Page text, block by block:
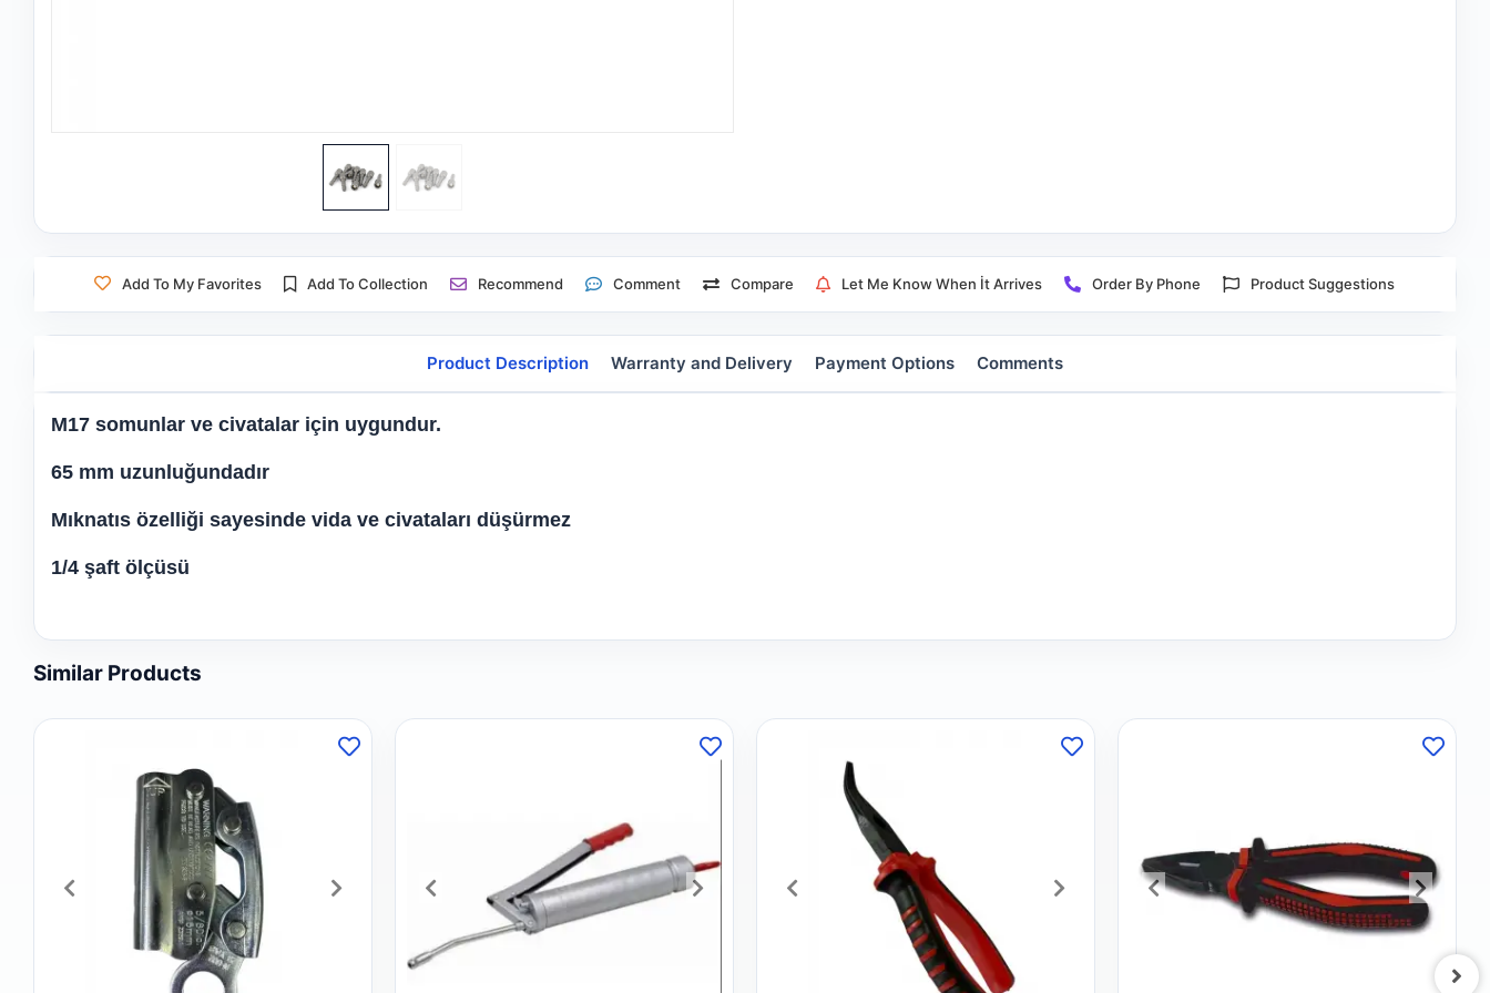
Add To My Favorites Add To Collection Recommend Comment Compare Let Me Know When İt Arrives Order By Phone Product Suggestions
Product Description Warranty and Delivery Payment Options Comments
M17 somunlar ve civatalar için uygundur.
65 mm uzunluğundadır
Mıknatıs özelliği sayesinde vida ve civataları düşürmez
1/4 şaft ölçüsü
Similar Products